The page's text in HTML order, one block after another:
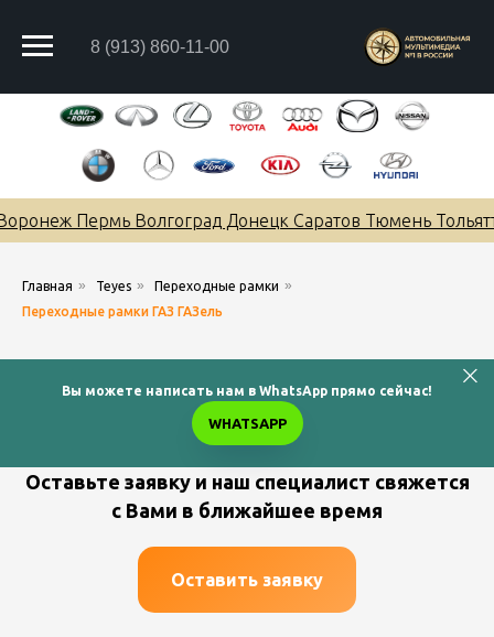
8 (913) 860-11-00
Пермь Волгоград Донецк Саратов Тюмень
Главная » Teyes » Переходные рамки »
Переходные рамки ГАЗ ГАЗель
Вы можете написать нам в WhatsApp прямо сейчас!
WHATSAPP
Оставьте заявку и наш специалист свяжется
с Вами в ближайшее время
Оставить заявку